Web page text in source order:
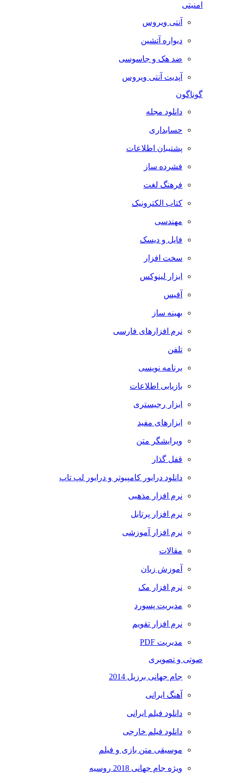
امنیتی
آنتی ویروس
دیواره آتشین
ضد هک و جاسوسی
آپدیت آنتی ویروس
گوناگون
دانلود مجله
حسابداری
پشتیبان اطلاعات
فشرده ساز
فرهنگ لغت
کتاب الکترونیک
مهندسی
فایل و دیسک
سخت افزار
ابزار لینوکس
آفیس
بهینه ساز
نرم افزارهای فارسی
تلفن
برنامه نویسی
بازیابی اطلاعات
ابزار رجیستری
ابزارهای مفید
ویرایشگر متن
قفل گذار
دانلود درایور کامپیوتر و درایور لپ تاپ
نرم افزار مذهبی
نرم افزار پرتابل
نرم افزار آموزشی
مقالات
آموزش زبان
نرم افزار مک
مدیریت پسورد
نرم افزار تقویم
مدیریت PDF
صوتی و تصویری
جام جهانی برزیل 2014
آهنگ ایرانی
دانلود فیلم ایرانی
دانلود فیلم خارجی
موسیقی متن بازی و فیلم
ویژه جام جهانی 2018 روسیه